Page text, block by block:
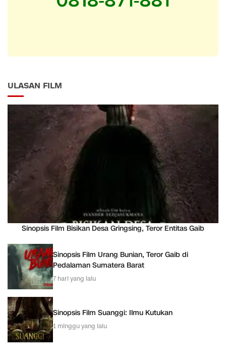
ULASAN FILM
Sinopsis Film Bisikan Desa Gringsing, Teror Entitas Gaib
Sinopsis Film Urang Bunian, Teror Gaib di
Pedalaman Sumatera Barat
7 hari yang lalu
Sinopsis Film Suanggi: Ilmu Kutukan
1 minggu yang lalu